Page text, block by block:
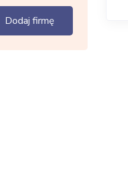
Dodaj firmę